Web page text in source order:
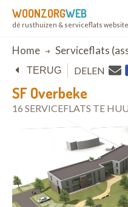
WOONZORGWEB
dé rusthuizen & serviceflats website
Breadcrumb
Home Serviceflats
SF Overbeke
16 SERVICEFLATS TE
TERUG DELEN
open in Google Maps